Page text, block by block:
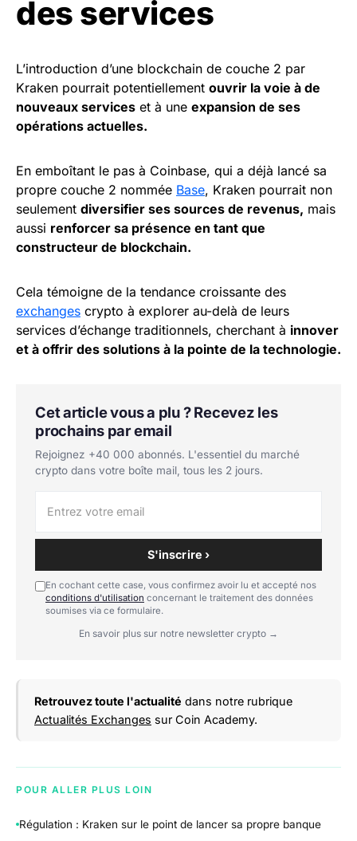
des services
L’introduction d’une blockchain de couche 2 par
Kraken pourrait potentiellement ouvrir la voie à de
nouveaux services et à une expansion de ses
opérations actuelles.
En emboîtant le pas à Coinbase, qui a déjà lancé sa
propre couche 2 nommée Base, Kraken pourrait non
seulement diversifier ses sources de revenus, mais
aussi renforcer sa présence en tant que
constructeur de blockchain.
Cela témoigne de la tendance croissante des
exchanges crypto à explorer au-delà de leurs
services d’échange traditionnels, cherchant à innover
et à offrir des solutions à la pointe de la technologie.
Cet article vous a plu ? Recevez les
prochains par email
Rejoignez +40 000 abonnés. L'essentiel du marché
crypto dans votre boîte mail, tous les 2 jours.
S'inscrire ›
En cochant cette case, vous confirmez avoir lu et accepté nos
conditions d'utilisation concernant le traitement des données
soumises via ce formulaire.
En savoir plus sur notre newsletter crypto →
Retrouvez toute l'actualité dans notre rubrique
Actualités Exchanges sur Coin Academy.
POUR ALLER PLUS LOIN
Régulation : Kraken sur le point de lancer sa propre banque